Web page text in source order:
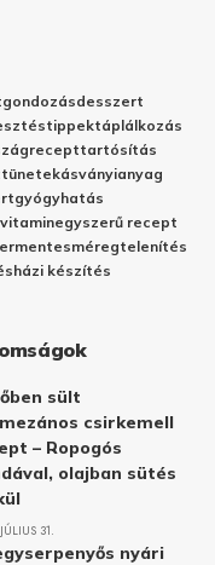
gondozásdesszert
tippektáplálkozás
recepttartósítás
tünetekásványianyag
gyógyhatás
egyszerű recept
méregtelenítés
házi készítés
sült
csirkemell
– Ropogós
olajban sütés
31.
nyári